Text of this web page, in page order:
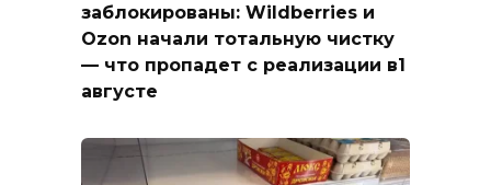
заблокированы: Wildberries и
Ozon начали тотальную чистку
— что пропадет с реализации в1
августе